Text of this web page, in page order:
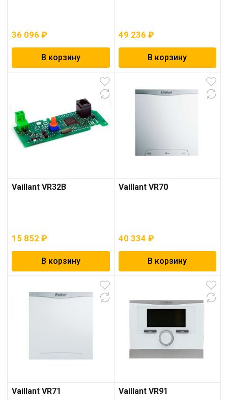
36 096 ₽
В корзину
49 236 ₽
В корзину
Vaillant VR32B
15 852 ₽
В корзину
Vaillant VR70
40 334 ₽
В корзину
Vaillant VR71 Vaillant VR91